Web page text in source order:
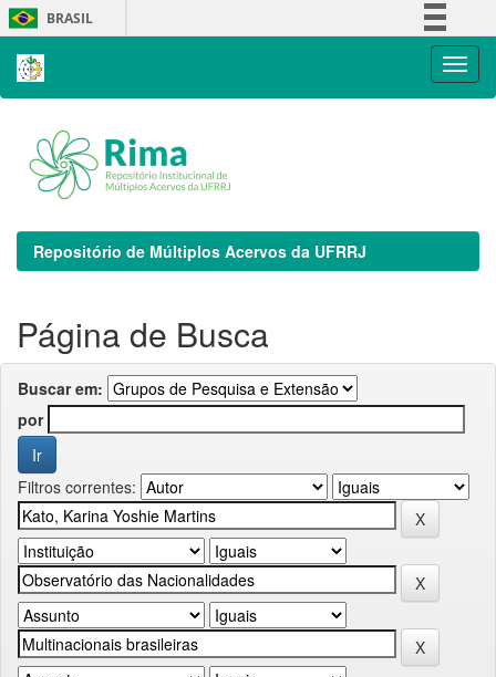
Skip
navigation
BRASIL
Repositório de Múltiplos Acervos da UFRRJ
Página de Busca
Buscar em:
por
Filtros correntes: